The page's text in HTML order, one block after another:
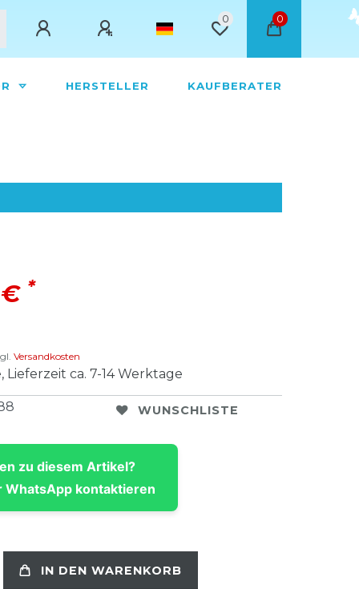
0 0
HERSTELLER KAUFBERATER
*
Versandkosten
Lieferzeit ca. 7-14 Werktage
WUNSCHLISTE
zu diesem Artikel?
WhatsApp kontaktieren
IN DEN WARENKORB